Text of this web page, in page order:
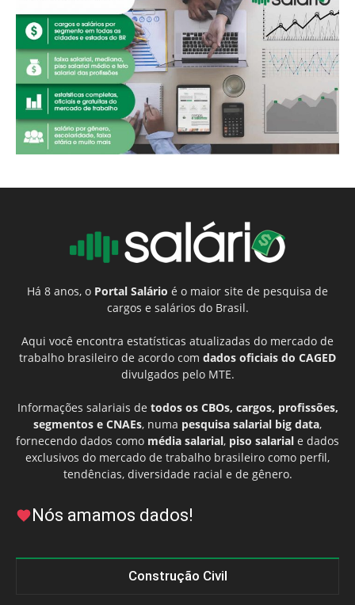
Há 8 anos, o Portal Salário é o maior site de pesquisa de
cargos e salários do Brasil.
Aqui você encontra estatísticas atualizadas do mercado de
trabalho brasileiro de acordo com dados oficiais do CAGED
divulgados pelo MTE.
Informações salariais de todos os CBOs, cargos, profissões,
segmentos e CNAEs, numa pesquisa salarial big data,
fornecendo dados como média salarial, piso salarial e dados
exclusivos do mercado de trabalho brasileiro como perfil,
tendências, diversidade racial e de gênero.
Nós amamos dados!
Construção Civil